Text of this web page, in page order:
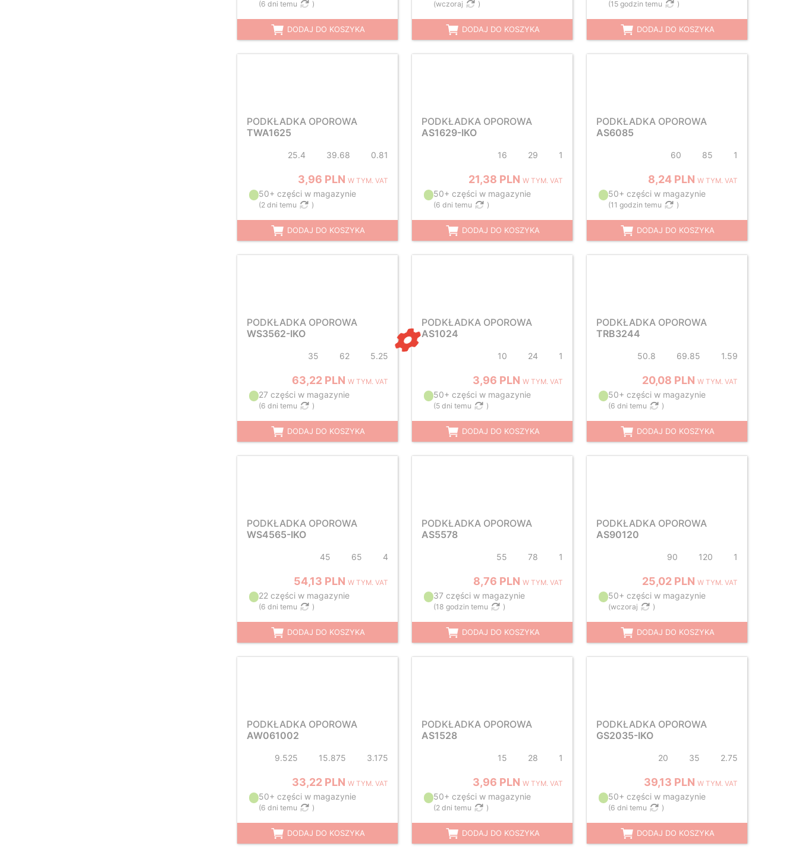
(6 dni temu )
DODAJ DO KOSZYKA
(wczoraj )
DODAJ DO KOSZYKA
(15 godzin temu )
DODAJ DO KOSZYKA
PODKŁADKA OPOROWA
TWA1625
25.4 39.68 0.81
3,96 PLN W TYM. VAT
50+ części w magazynie
(2 dni temu )
DODAJ DO KOSZYKA
PODKŁADKA OPOROWA
AS1629-IKO
16 29 1
21,38 PLN W TYM. VAT
50+ części w magazynie
(6 dni temu )
DODAJ DO KOSZYKA
PODKŁADKA OPOROWA
AS6085
60 85 1
8,24 PLN W TYM. VAT
50+ części w magazynie
(11 godzin temu )
DODAJ DO KOSZYKA
PODKŁADKA OPOROWA
WS3562-IKO
35 62 5.25
63,22 PLN W TYM. VAT
27 części w magazynie
(6 dni temu )
DODAJ DO KOSZYKA
PODKŁADKA OPOROWA
AS1024
10 24 1
3,96 PLN W TYM. VAT
50+ części w magazynie
(5 dni temu )
DODAJ DO KOSZYKA
PODKŁADKA OPOROWA
TRB3244
50.8 69.85 1.59
20,08 PLN W TYM. VAT
50+ części w magazynie
(6 dni temu )
DODAJ DO KOSZYKA
PODKŁADKA OPOROWA
WS4565-IKO
45 65 4
54,13 PLN W TYM. VAT
22 części w magazynie
(6 dni temu )
DODAJ DO KOSZYKA
PODKŁADKA OPOROWA
AS5578
55 78 1
8,76 PLN W TYM. VAT
37 części w magazynie
(18 godzin temu )
DODAJ DO KOSZYKA
PODKŁADKA OPOROWA
AS90120
90 120 1
25,02 PLN W TYM. VAT
50+ części w magazynie
(wczoraj )
DODAJ DO KOSZYKA
PODKŁADKA OPOROWA
AW061002
9.525 15.875 3.175
33,22 PLN W TYM. VAT
50+ części w magazynie
(6 dni temu )
DODAJ DO KOSZYKA
PODKŁADKA OPOROWA
AS1528
15 28 1
3,96 PLN W TYM. VAT
50+ części w magazynie
(2 dni temu )
DODAJ DO KOSZYKA
PODKŁADKA OPOROWA
GS2035-IKO
20 35 2.75
39,13 PLN W TYM. VAT
50+ części w magazynie
(6 dni temu )
DODAJ DO KOSZYKA